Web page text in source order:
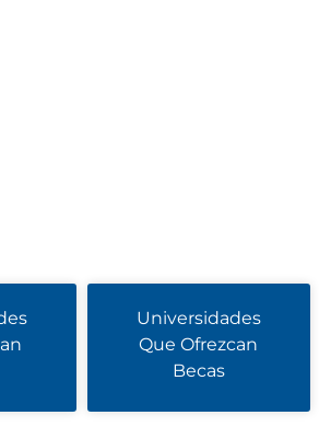
Universidades
Que Ofrezcan
Becas